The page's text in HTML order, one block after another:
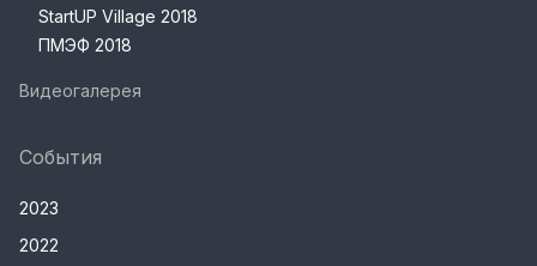
StartUP Village 2018
ПМЭФ 2018
Видеогалерея
События
2023
2022